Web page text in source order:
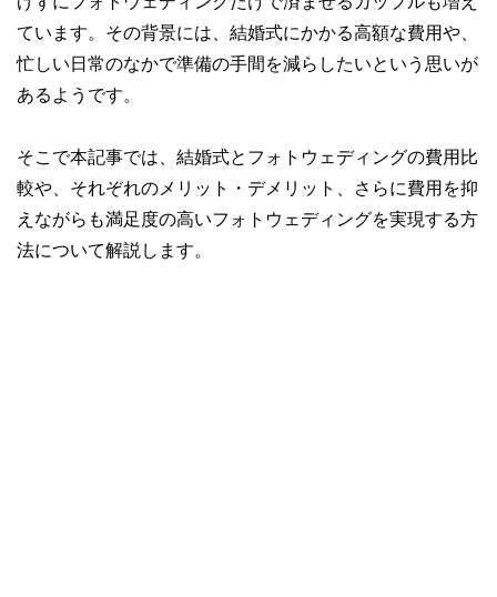
ています。その背景には、結婚式にかかる高額な費用や、
忙しい日常のなかで準備の手間を減らしたいという思いが
あるようです。
そこで本記事では、結婚式とフォトウェディングの費用比
較や、それぞれのメリット・デメリット、さらに費用を抑
えながらも満足度の高いフォトウェディングを実現する方
法について解説します。